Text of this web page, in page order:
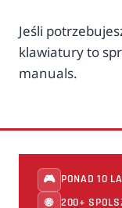
Jeśli
klawiatury to
manuals.
🎮 PONAD 10
🌐 200+